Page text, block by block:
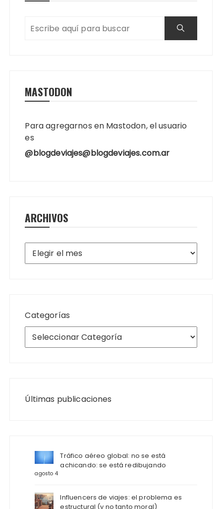
MASTODON
Para agregarnos en Mastodon, el usuario
es
@blogdeviajes@blogdeviajes.com.ar
ARCHIVOS
Archivos
Categorías
Últimas publicaciones
Tráfico aéreo global: no se está
achicando: se está redibujando
agosto 4
Influencers de viajes: el problema es
estructural (y no tanto moral)